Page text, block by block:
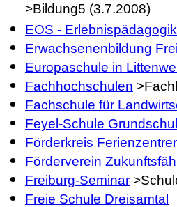
>Bildung5 (3.7.2008)
EOS -
Erwachsenenbildung
Europaschule in
Fachhochschulen
Fachschule für
Feyel-Schule
Förderkreis
Förderverein
Freiburg-Seminar
Freie Schule Dreisamtal